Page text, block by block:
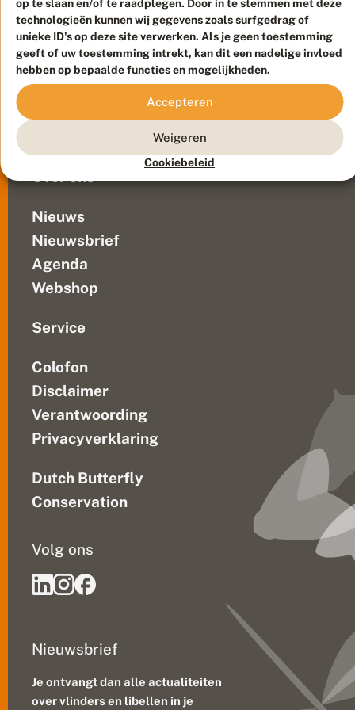
op te slaan en/of te raadplegen. Door in te stemmen met deze
technologieën kunnen wij gegevens zoals surfgedrag of
unieke ID's op deze site verwerken. Als je geen toestemming
geeft of uw toestemming intrekt, kan dit een nadelige invloed
hebben op bepaalde functies en mogelijkheden.
Accepteren
Weigeren
Cookiebeleid
Contact
Veelgestelde vragen
Over ons
Nieuws
Nieuwsbrief
Agenda
Webshop
Service
Colofon
Disclaimer
Verantwoording
Privacyverklaring
Dutch Butterfly
Conservation
Nieuwsbrief
Je ontvangt dan alle actualiteiten
over vlinders en libellen in je
Volg ons
Duurzaam ontwikkeld doorGo2People, ontworpen door
Blue Field Agency
Privacy
Disclaimer